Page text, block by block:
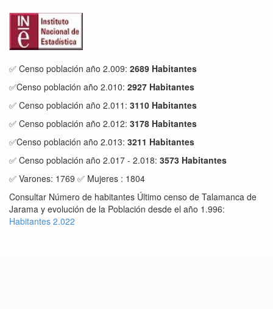
✅ Censo población año 2.009: 2689 Habitantes
✅Censo población año 2.010: 2927 Habitantes
✅ Censo población año 2.011: 3110 Habitantes
✅ Censo población año 2.012: 3178 Habitantes
✅Censo población año 2.013: 3211 Habitantes
✅ Censo población año 2.017 - 2.018: 3573 Habitantes
✅ Varones: 1769 ✅ Mujeres : 1804
Consultar Número de habitantes Último censo de Talamanca de
Jarama y evolución de la Población desde el año 1.996:
Habitantes 2.022